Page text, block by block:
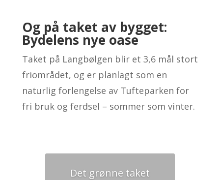
Og på taket av bygget:
Bydelens nye oase
Taket på Langbølgen blir et 3,6 mål stort
friområdet, og er planlagt som en
naturlig forlengelse av Tufteparken for
fri bruk og ferdsel – sommer som vinter.
Det grønne taket